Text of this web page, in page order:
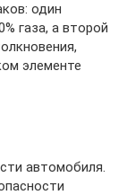
один
газа, а второй
элементе
автомобиля.